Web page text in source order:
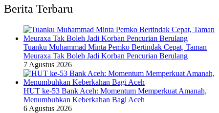
Berita Terbaru
Tuanku Muhammad Minta Pemko Bertindak Cepat, Taman
Meuraxa Tak Boleh Jadi Korban Pencurian Berulang
7 Agustus 2026
HUT ke-53 Bank Aceh: Momentum Memperkuat Amanah,
Menumbuhkan Keberkahan Bagi Aceh
6 Agustus 2026